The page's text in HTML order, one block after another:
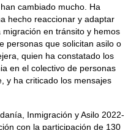
cambiado mucho. Ha
hecho reaccionar y adaptar
en tránsito y hemos
personas que solicitan asilo o
quien ha constatado los
en el colectivo de personas
y ha criticado los mensajes
Inmigración y Asilo 2022-
con la participación de 130